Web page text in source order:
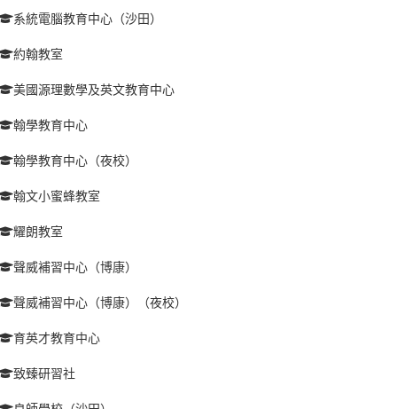
系統電腦教育中心（沙田）
約翰教室
美國源理數學及英文教育中心
翰學教育中心
翰學教育中心（夜校）
翰文小蜜蜂教室
耀朗教室
聲威補習中心（博康）
聲威補習中心（博康）（夜校）
育英才教育中心
致臻研習社